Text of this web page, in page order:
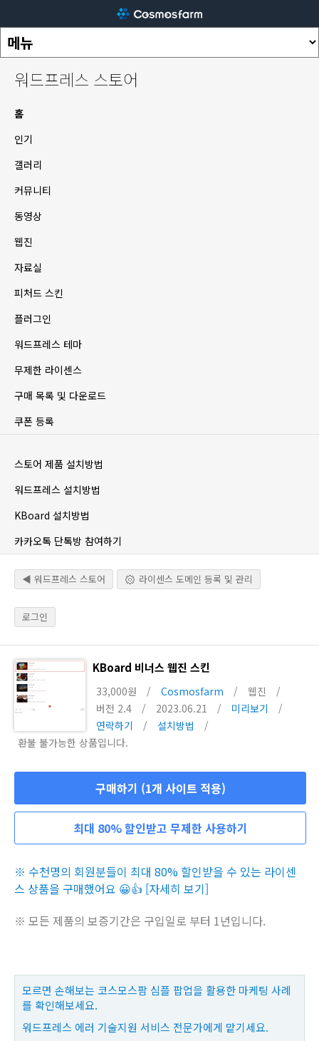
워드프레스 스토어
홈
인기
갤러리
커뮤니티
동영상
웹진
자료실
피처드 스킨
플러그인
워드프레스 테마
무제한 라이센스
구매 목록 및 다운로드
쿠폰 등록
스토어 제품 설치방법
워드프레스 설치방법
KBoard 설치방법
카카오톡 단톡방 참여하기
◀ 워드프레스 스토어 라이센스 도메인 등록 및 관리
로그인
KBoard 비너스 웹진 스킨
33,000원 / Cosmosfarm / 웹진
/
버전 2.4
/ 2023.06.21 / 미리보기
/
연락하기
/ 설치방법
/
환불 불가능한 상품입니다.
구매하기 (1개 사이트 적용)
최대 80% 할인받고 무제한 사용하기
※ 수천명의 회원분들이 최대 80% 할인받을 수 있는 라이센
스 상품을 구매했어요 😀👍 [자세히 보기]
※ 모든 제품의 보증기간은 구입일로 부터 1년입니다.
모르면 손해보는 코스모스팜 심플 팝업을 활용한 마케팅 사례
를 확인해보세요.
워드프레스 에러 기술지원 서비스 전문가에게 맡기세요.